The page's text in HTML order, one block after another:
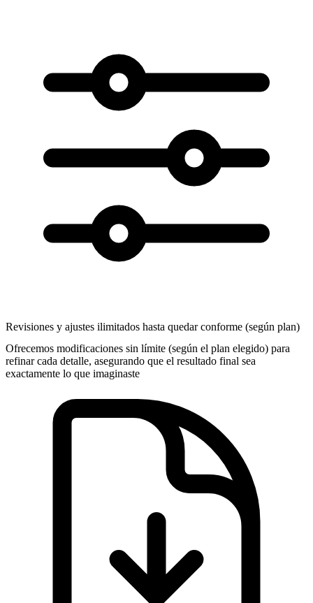
Revisiones y ajustes ilimitados hasta quedar conforme (según plan)
Ofrecemos modificaciones sin límite (según el plan elegido) para
refinar cada detalle, asegurando que el resultado final sea
exactamente lo que imaginaste